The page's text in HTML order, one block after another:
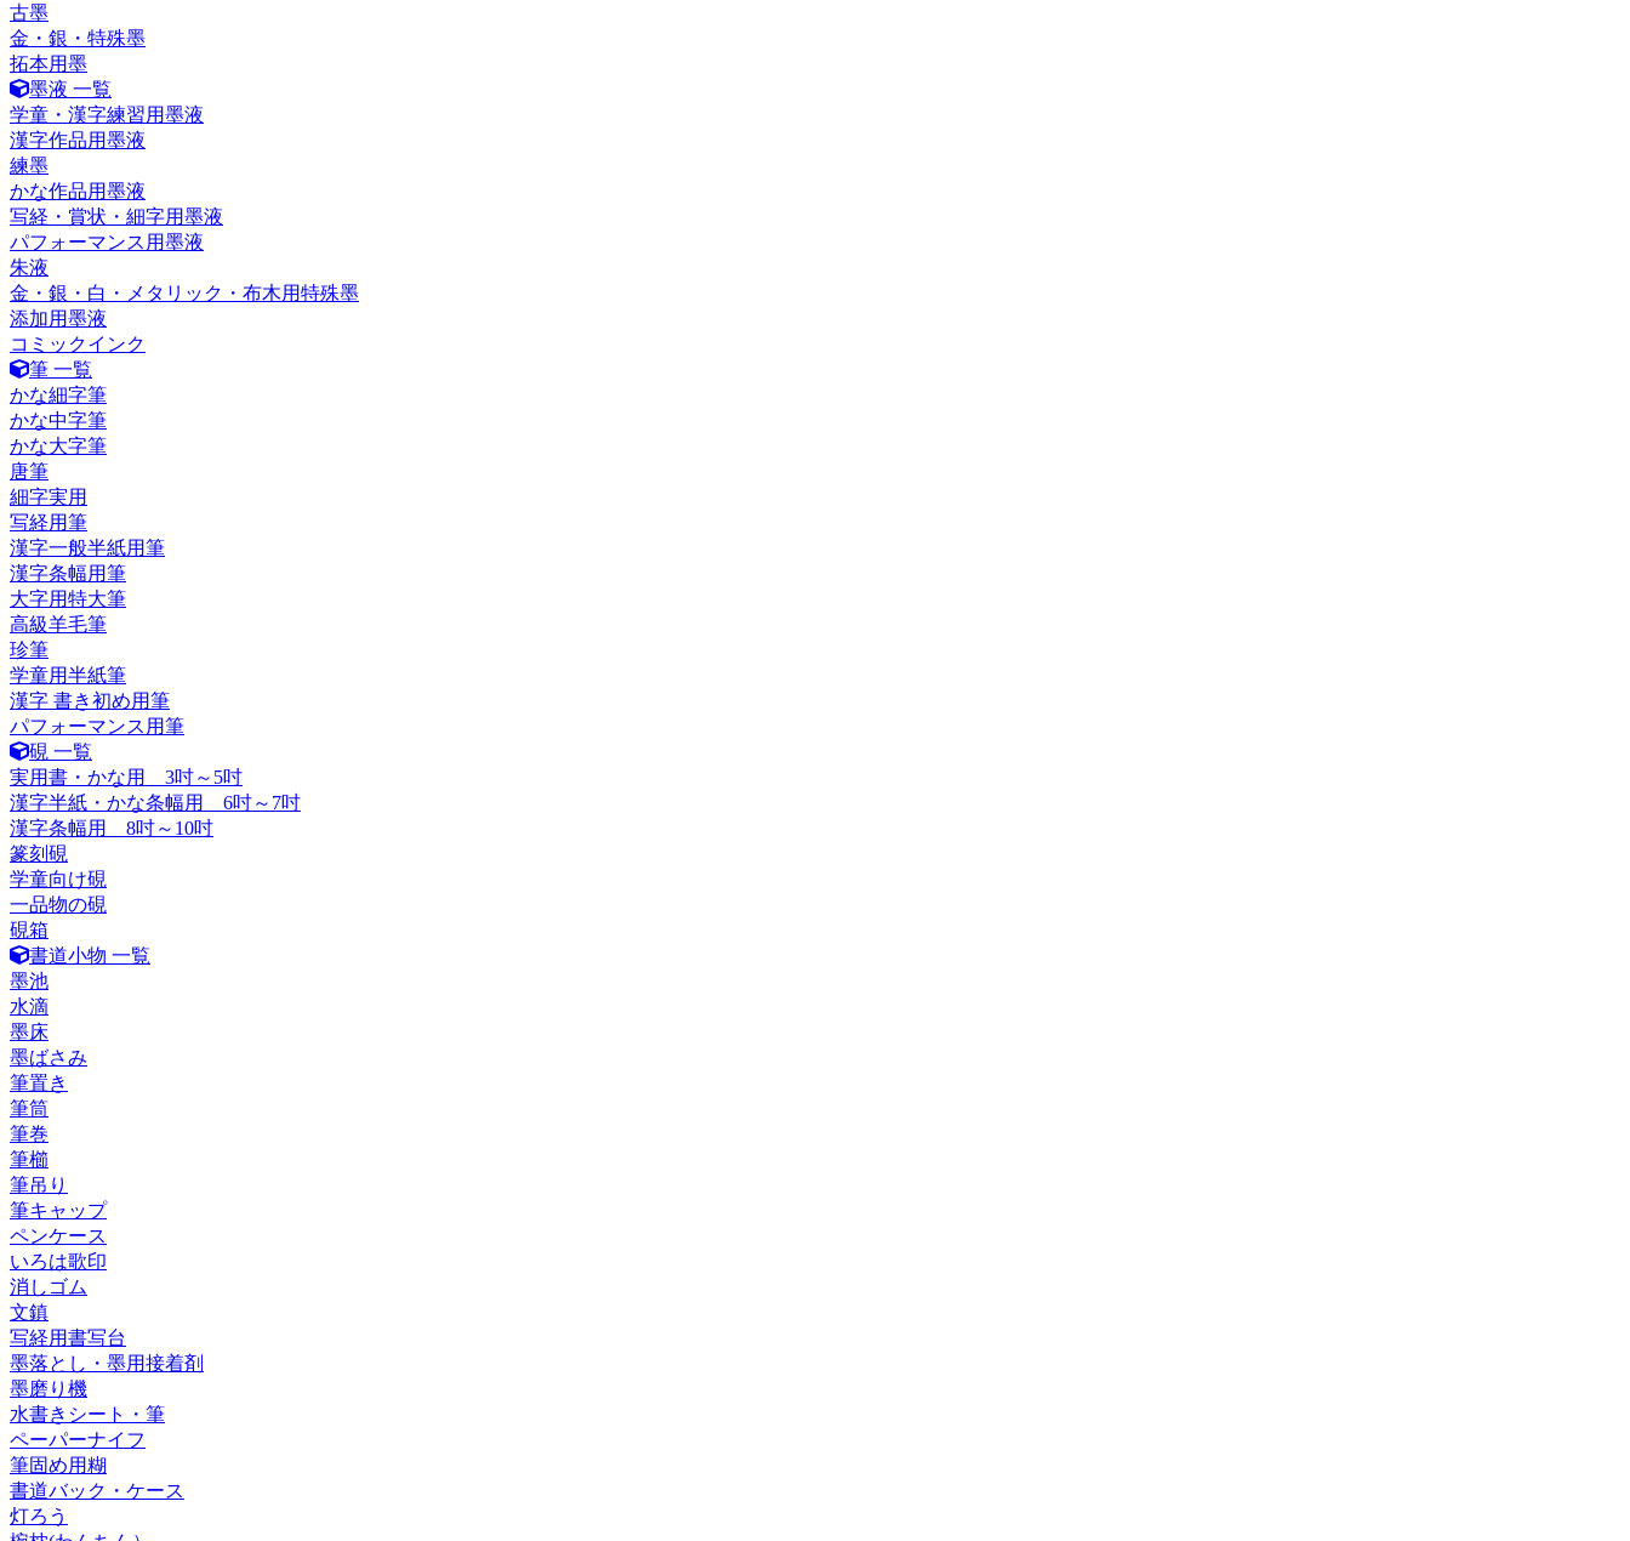
古墨
金・銀・特殊墨
拓本用墨
墨液 一覧
学童・漢字練習用墨液
漢字作品用墨液
練墨
かな作品用墨液
写経・賞状・細字用墨液
パフォーマンス用墨液
朱液
金・銀・白・メタリック・布木用特殊墨
添加用墨液
コミックインク
筆 一覧
かな細字筆
かな中字筆
かな大字筆
唐筆
細字実用
写経用筆
漢字一般半紙用筆
漢字条幅用筆
大字用特大筆
高級羊毛筆
珍筆
学童用半紙筆
漢字 書き初め用筆
パフォーマンス用筆
硯 一覧
実用書・かな用 3吋～5吋
漢字半紙・かな条幅用 6吋～7吋
漢字条幅用 8吋～10吋
篆刻硯
学童向け硯
一品物の硯
硯箱
書道小物 一覧
墨池
水滴
墨床
墨ばさみ
筆置き
筆筒
筆巻
筆櫛
筆吊り
筆キャップ
ペンケース
いろは歌印
消しゴム
文鎮
写経用書写台
墨落とし・墨用接着剤
墨磨り機
水書きシート・筆
ペーパーナイフ
筆固め用糊
書道バック・ケース
灯ろう